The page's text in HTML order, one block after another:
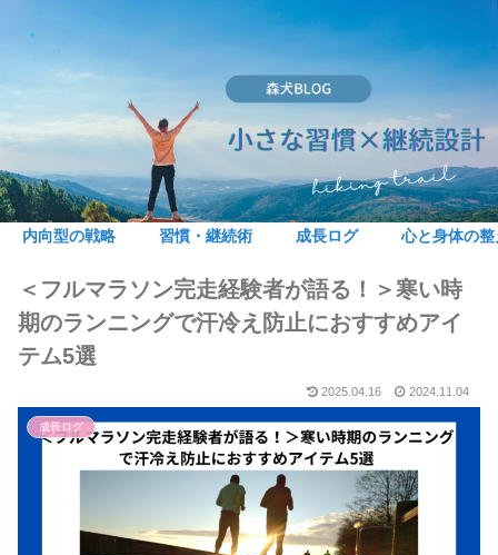
内向型の戦略 習慣・継続術 成長ログ 心と身体の
＜フルマラソン完走経験者が語る！＞寒い時
期のランニングで汗冷え防止におすすめアイ
テム5選
2025.04.16 2024.11.04
成長ログ